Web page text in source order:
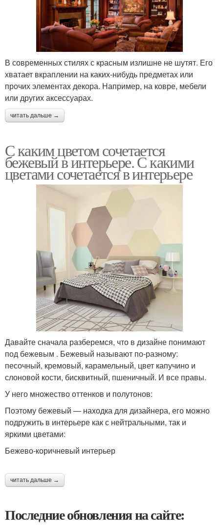
В современных стилях с красным излишне не шутят. Его
хватает вкраплении на каких-нибудь предметах или
прочих элементах декора. Например, на ковре, мебели
или других аксессуарах.
читать дальше →
С каким цветом сочетается
бежевый в интерьере. С какими
цветами сочетается в интерьере
Давайте сначала разберемся, что в дизайне понимают
под бежевым . Бежевый называют по-разному:
песочный, кремовый, карамельный, цвет капучино и
слоновой кости, бисквитный, пшеничный. И все правы.
У него множество оттенков и полутонов:
Поэтому бежевый — находка для дизайнера, его можно
подружить в интерьере как с нейтральными, так и
яркими цветами:
Бежево-коричневый интерьер
читать дальше →
Последние обновления на сайте: